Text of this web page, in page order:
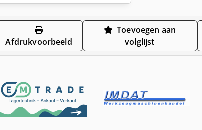
Afdrukvoorbeeld
Toevoegen aan
volglijst